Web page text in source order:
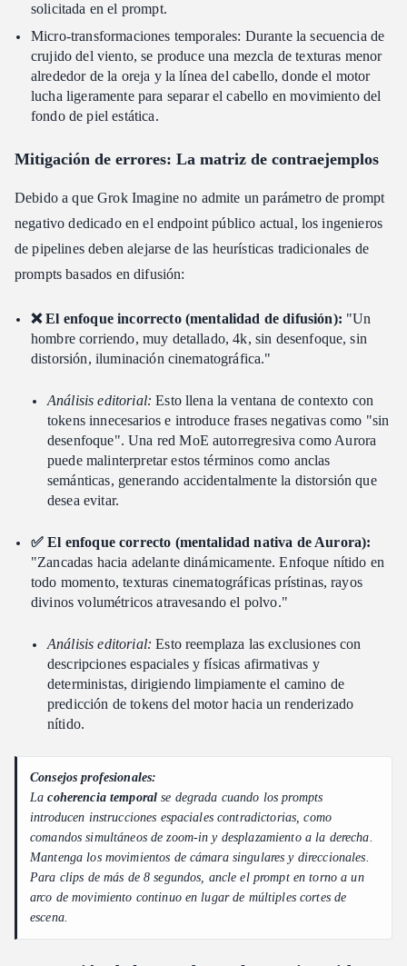
solicitada en el prompt.
Micro-transformaciones temporales: Durante la secuencia de
crujido del viento, se produce una mezcla de texturas menor
alrededor de la oreja y la línea del cabello, donde el motor
lucha ligeramente para separar el cabello en movimiento del
fondo de piel estática.
Mitigación de errores: La matriz de contraejemplos
Debido a que Grok Imagine no admite un parámetro de prompt
negativo dedicado en el endpoint público actual, los ingenieros
de pipelines deben alejarse de las heurísticas tradicionales de
prompts basados en difusión:
❌ El enfoque incorrecto (mentalidad de difusión): "Un
hombre corriendo, muy detallado, 4k, sin desenfoque, sin
distorsión, iluminación cinematográfica."
Análisis editorial: Esto llena la ventana de contexto con
tokens innecesarios e introduce frases negativas como "sin
desenfoque". Una red MoE autorregresiva como Aurora
puede malinterpretar estos términos como anclas
semánticas, generando accidentalmente la distorsión que
desea evitar.
✅ El enfoque correcto (mentalidad nativa de Aurora):
"Zancadas hacia adelante dinámicamente. Enfoque nítido en
todo momento, texturas cinematográficas prístinas, rayos
divinos volumétricos atravesando el polvo."
Análisis editorial: Esto reemplaza las exclusiones con
descripciones espaciales y físicas afirmativas y
deterministas, dirigiendo limpiamente el camino de
predicción de tokens del motor hacia un renderizado
nítido.
Consejos profesionales:
Lacoherencia temporal se degrada cuando los prompts
introducen instrucciones espaciales contradictorias, como
comandos simultáneos de zoom-in y desplazamiento a la derecha.
Mantenga los movimientos de cámara singulares y direccionales.
Para clips de más de 8 segundos, ancle el prompt en torno a un
arco de movimiento continuo en lugar de múltiples cortes de
escena.